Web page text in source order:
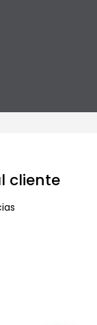
cliente